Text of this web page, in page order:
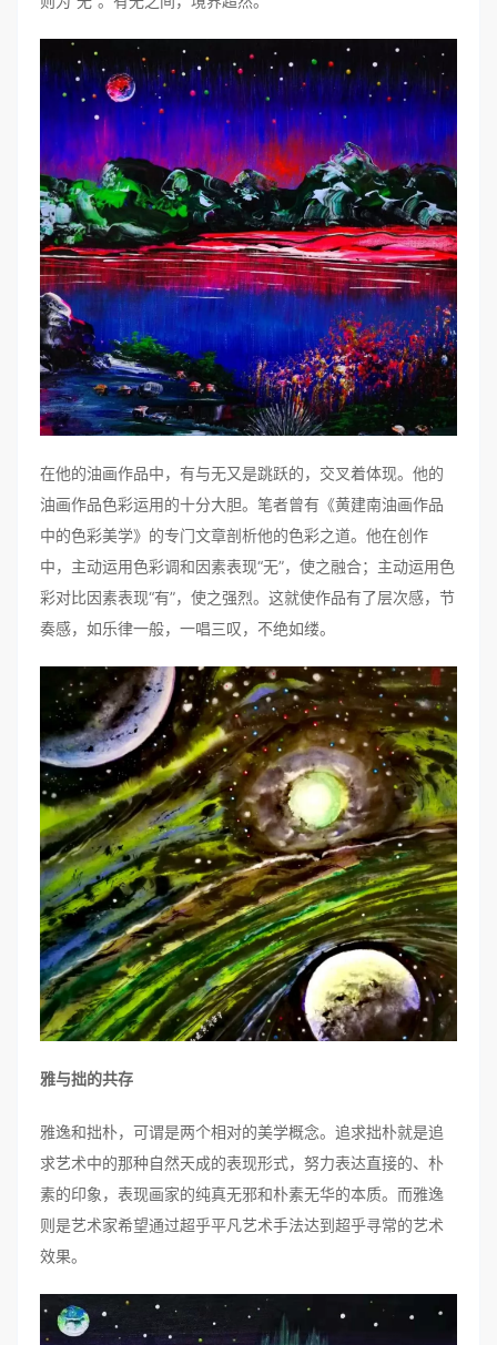
在他的油画作品中，有与无又是跳跃的，交叉着体现。他的
油画作品色彩运用的十分大胆。笔者曾有《黄建南油画作品
中的色彩美学》的专门文章剖析他的色彩之道。他在创作
中，主动运用色彩调和因素表现“无”，使之融合；主动运用色
彩对比因素表现“有”，使之强烈。这就使作品有了层次感，节
奏感，如乐律一般，一唱三叹，不绝如缕。
雅与拙的共存
雅逸和拙朴，可谓是两个相对的美学概念。追求拙朴就是追
求艺术中的那种自然天成的表现形式，努力表达直接的、朴
素的印象，表现画家的纯真无邪和朴素无华的本质。而雅逸
则是艺术家希望通过超乎平凡艺术手法达到超乎寻常的艺术
效果。